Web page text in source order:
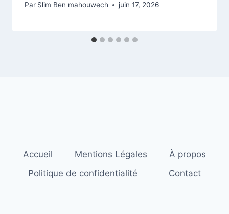
Par Slim Ben mahouwech juin 17, 2026
Accueil Mentions Légales
À propos
Politique de confidentialité
Contact